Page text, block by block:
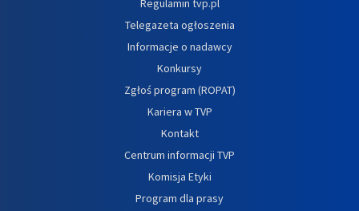
Regulamin tvp.pl
Telegazeta ogłoszenia
Informacje o nadawcy
Konkursy
Zgłoś program (ROPAT)
Kariera w TVP
Kontakt
Centrum informacji TVP
Komisja Etyki
Program dla prasy